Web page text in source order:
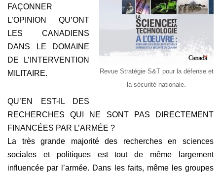
Revue Stratégie S&T pour la défense et
la sécurité nationale.
FAÇONNER
L’OPINION QU’ONT
LES CANADIENS
DANS LE DOMAINE
DE L’INTERVENTION
MILITAIRE.
QU’EN EST-IL DES
RECHERCHES QUI NE SONT PAS DIRECTEMENT
FINANCÉES PAR L’ARMÉE ?
La très grande majorité des recherches en sciences
sociales et politiques est tout de même largement
influencée par l’armée. Dans les faits, même les groupes